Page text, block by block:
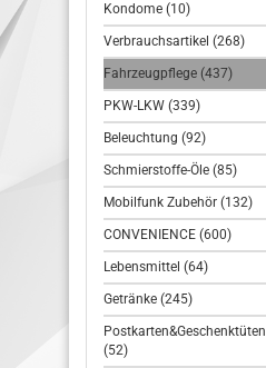
Kondome (10)
Verbrauchsartikel (268)
Fahrzeugpflege (437)
PKW-LKW (339)
Beleuchtung (92)
Schmierstoffe-Öle (85)
Mobilfunk Zubehör (132)
CONVENIENCE (600)
Lebensmittel (64)
Getränke (245)
Postkarten&Geschenktüten
(52)